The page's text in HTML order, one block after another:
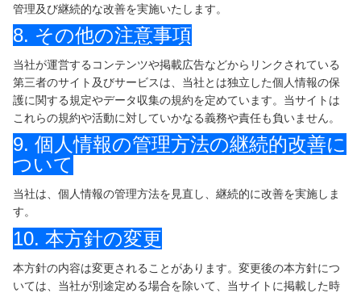
管理及び継続的な改善を実施いたします。
8. その他の注意事項
当社が運営するコンテンツや掲載広告などからリンクされている
第三者のサイト及びサービスは、当社とは独立した個人情報の保
護に関する規定やデータ収集の規約を定めています。当サイトは
これらの規約や活動に対していかなる義務や責任も負いません。
9. 個人情報の管理方法の継続的改善に
ついて
当社は、個人情報の管理方法を見直し、継続的に改善を実施しま
す。
10. 本方針の変更
本方針の内容は変更されることがあります。変更後の本方針につ
いては、当社が別途定める場合を除いて、当サイトに掲載した時